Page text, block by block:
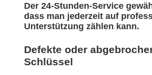
Der 24-Stunden-Service
dass man jederzeit auf
Unterstützung zählen kann.
Defekte oder
Schlüssel